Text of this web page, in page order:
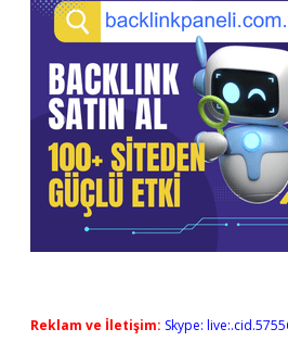
Reklam ve İletişim: Skype: